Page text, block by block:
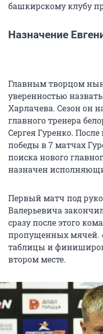
башкирскому клубу
Назначение
Главным творцом
уверенностью
Харлачева. Сезон он
главного тренера
Сергея Гуренко.
победы в 7 матчах
поиска нового
назначен
Первый матч под
Валерьевича
сразу после этого
пропущенных мячей.
таблицы и
втором месте.